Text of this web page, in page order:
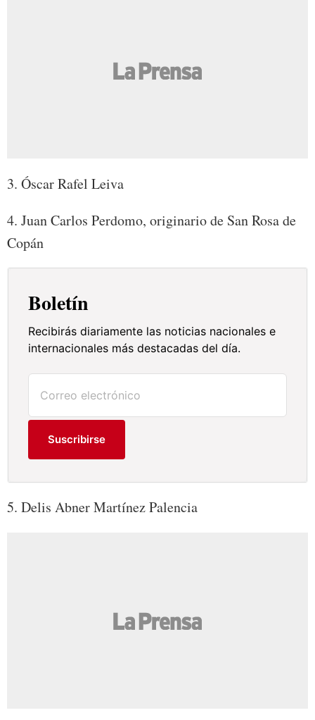
3. Óscar Rafel Leiva
4. Juan Carlos Perdomo, originario de San Rosa de
Copán
Boletín
Recibirás diariamente las noticias nacionales e
internacionales más destacadas del día.
Suscribirse
5. Delis Abner Martínez Palencia